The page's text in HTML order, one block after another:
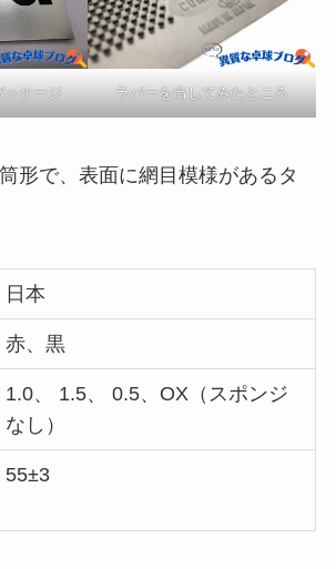
ケージ ラバーを出してみたところ
形で、表面に網目模様があるタ
日本
赤、黒
1.0、 1.5、 0.5、OX（スポンジ
なし）
55±3